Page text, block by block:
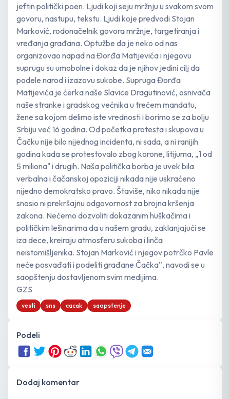
jeftin politički poen. Ljudi koji seju mržnju u svakom svom
govoru, nastupu, tekstu. Ljudi koje predvodi Stojan
Marković, rodonačelnik govora mržnje, targetiranja i
vređanja građana. Optužbe da je neko od nas
organizovao napad na Đorđa Matijevića i njegovu
suprugu su umobolne i dokaz da je njihov jedini cilj da
podele narod i izazovu sukobe. Supruga Đorđa
Matijevića je ćerka naše Slavice Dragutinović, osnivača
naše stranke i gradskog većnika u trećem mandatu,
žene sa kojom delimo iste vrednosti i borimo se za bolju
Srbiju već 16 godina. Od početka protesta i skupova u
Čačku nije bilo nijednog incidenta, ni sada, a ni ranijih
godina kada se protestovalo zbog korone, litijuma, „1 od
5 miliona" i drugih. Naša politička borba je uvek bila
verbalna i čačanskoj opoziciji nikada nije uskraćeno
nijedno demokratsko pravo. Štaviše, niko nikada nije
snosio ni prekršajnu odgovornost za brojna kršenja
zakona. Nećemo dozvoliti dokazanim huškačima i
političkim lešinarima da u našem gradu, zaklanjajući se
iza dece, kreiraju atmosferu sukoba i linča
neistomišljenika. Stojan Marković i njegov potrčko Pavle
neće posvađati i podeliti građane Čačka”, navodi se u
saopštenju dostavljenom svim medijima.
GZS
vesti sns cacak saopstenje
Podeli
Dodaj komentar